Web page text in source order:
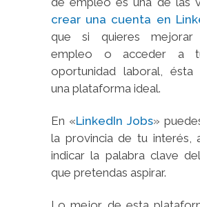
crear una cuenta en
que si quieres
empleo o acceder a
oportunidad laboral, ésta
una plataforma ideal.
En «LinkedIn Jobs»
la provincia de tu interés,
indicar la palabra clave
que pretendas aspirar.